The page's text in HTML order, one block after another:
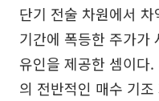
단기 전술 차원에서
기간에 폭등한 주가가
유인을 제공한 셈이다
의 전반적인 매수 기